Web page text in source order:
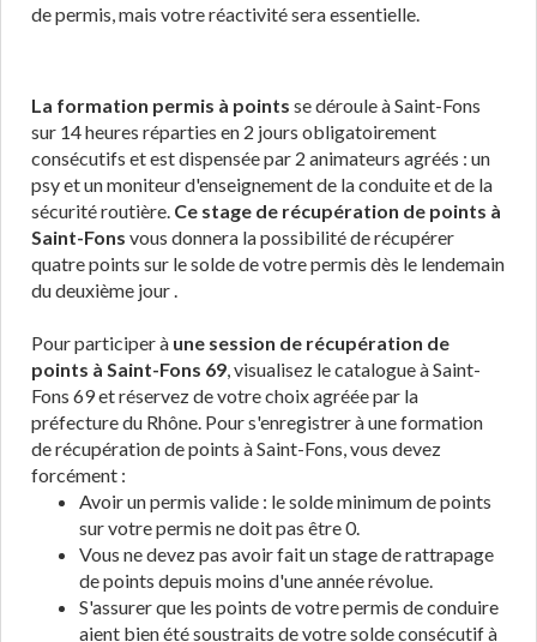
de permis, mais votre réactivité sera essentielle.
La formation permis à points se déroule à Saint-Fons
sur 14 heures réparties en 2 jours obligatoirement
consécutifs et est dispensée par 2 animateurs agréés : un
psy et un moniteur d'enseignement de la conduite et de la
sécurité routière. Ce stage de récupération de points à
Saint-Fons vous donnera la possibilité de récupérer
quatre points sur le solde de votre permis dès le lendemain
du deuxième jour .
Pour participer à une session de récupération de
points à Saint-Fons 69, visualisez le catalogue à Saint-
Fons 69 et réservez de votre choix agréée par la
préfecture du Rhône. Pour s'enregistrer à une formation
de récupération de points à Saint-Fons, vous devez
forcément :
Avoir un permis valide : le solde minimum de points
sur votre permis ne doit pas être 0.
Vous ne devez pas avoir fait un stage de rattrapage
de points depuis moins d'une année révolue.
S'assurer que les points de votre permis de conduire
aient bien été soustraits de votre solde consécutif à